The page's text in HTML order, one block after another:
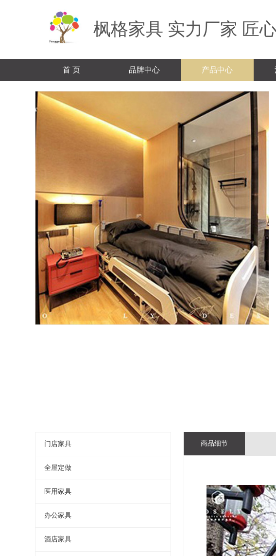
枫格家具 实力厂家 匠
首 页 品牌中心 产品中心
门店家具
全屋定做
医用家具
办公家具
酒店家具
商品细节